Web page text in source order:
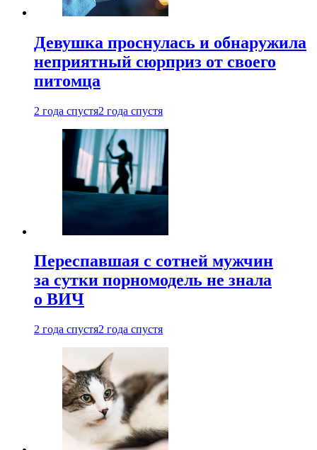
Девушка проснулась и обнаружила
неприятный сюрприз от своего
питомца
2 года спустя2 года спустя
Переспавшая с сотней мужчин
за сутки порномодель не знала
о ВИЧ
2 года спустя2 года спустя